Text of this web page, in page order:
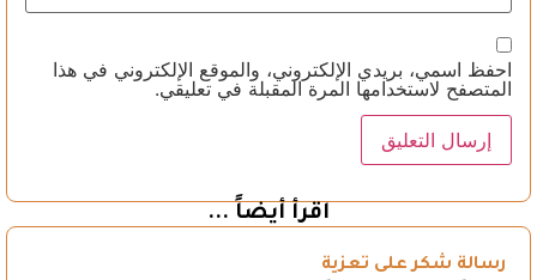
احفظ اسمي، بريدي الإلكتروني، والموقع الإلكتروني في هذا
المتصفح لاستخدامها المرة المقبلة في تعليقي.
اقرأ أيضاً ...
رسالة شكر على تعزية